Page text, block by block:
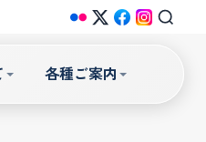
各種ご案内